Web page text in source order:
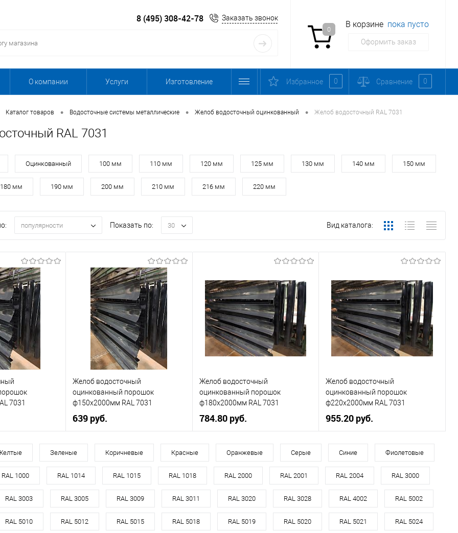
8 (495) 308-42-78 Заказать звонок
0
В корзине пока пусто
Оформить заказ
О компании Услуги Изготовление Избранное 0 Сравнение 0
Каталог товаров • Водосточные системы металлические • Желоб водосточный оцинкованный • Желоб водосточный RAL 7031
RAL 7031
Оцинкованный 100 мм 110 мм 120 мм 125 мм 130 мм 140 мм 150 мм
180 мм 190 мм 200 мм 210 мм 216 мм 220 мм
популярности Показать по: 30 Вид каталога:
7031
120
сталь с
порошковым
покрытием
7031
Желоб водосточный
оцинкованный порошок
ф150х2000мм RAL 7031
639 руб.
Диаметр, мм 150
Материал
оцинкованная сталь с
порошковым
покрытием
Цвет 7031
Цвет человеческий серый
Желоб водосточный
оцинкованный порошок
ф180х2000мм RAL 7031
784.80 руб.
Диаметр, мм 180
Материал
оцинкованная сталь с
порошковым
покрытием
Цвет 7031
Цвет человеческий серый
Желоб водосточный
оцинкованный порошок
ф220х2000мм RAL 7031
955.20 руб.
Диаметр, мм
Материал
оцинкованная сталь с
порошковым
покрытием
Цвет 7031
Цвет человеческий серый
Зеленые Коричневые Красные Оранжевые Серые Синие Фиолетовые
RAL 1000 RAL 1014 RAL 1015 RAL 1018 RAL 2000 RAL 2001 RAL 2004 RAL 3000
RAL 3003 RAL 3005 RAL 3009 RAL 3011 RAL 3020 RAL 3028 RAL 4002 RAL 5002
RAL 5010 RAL 5012 RAL 5015 RAL 5018 RAL 5019 RAL 5020 RAL 5021 RAL 5024